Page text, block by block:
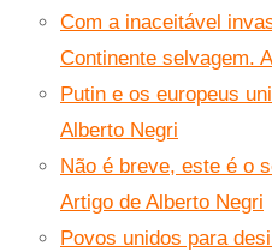
Com a inaceitável
Continente selvagem.
Putin e os europeus
Alberto Negri
Não é breve, este é o
Artigo de Alberto Negri
Povos unidos para